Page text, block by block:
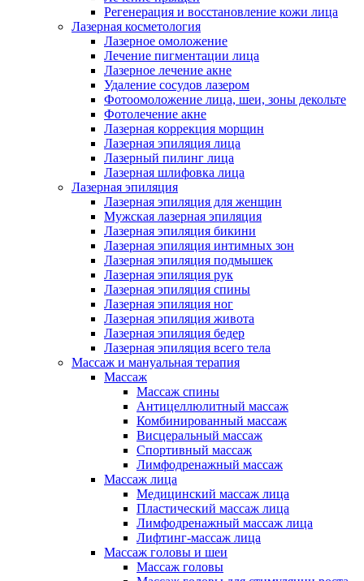
Регенерация и восстановление кожи лица
Лазерная косметология
Лазерное омоложение
Лечение пигментации лица
Лазерное лечение акне
Удаление сосудов лазером
Фотоомоложение лица, шеи, зоны декольте
Фотолечение акне
Лазерная коррекция морщин
Лазерная эпиляция лица
Лазерный пилинг лица
Лазерная шлифовка лица
Лазерная эпиляция
Лазерная эпиляция для женщин
Мужская лазерная эпиляция
Лазерная эпиляция бикини
Лазерная эпиляция интимных зон
Лазерная эпиляция подмышек
Лазерная эпиляция рук
Лазерная эпиляция спины
Лазерная эпиляция ног
Лазерная эпиляция живота
Лазерная эпиляция бедер
Лазерная эпиляция всего тела
Массаж и мануальная терапия
Массаж
Массаж спины
Антицеллюлитный массаж
Комбинированный массаж
Висцеральный массаж
Спортивный массаж
Лимфодренажный массаж
Массаж лица
Медицинский массаж лица
Пластический массаж лица
Лимфодренажный массаж лица
Лифтинг-массаж лица
Массаж головы и шеи
Массаж головы